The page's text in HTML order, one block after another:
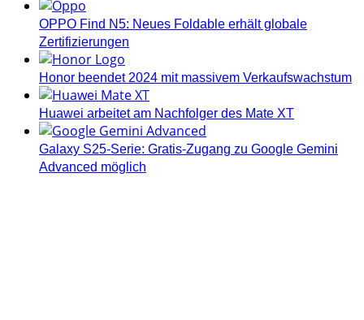
OPPO Find N5: Neues Foldable erhält globale
Zertifizierungen
Honor beendet 2024 mit massivem Verkaufswachstum
Huawei arbeitet am Nachfolger des Mate XT
Galaxy S25-Serie: Gratis-Zugang zu Google Gemini
Advanced möglich